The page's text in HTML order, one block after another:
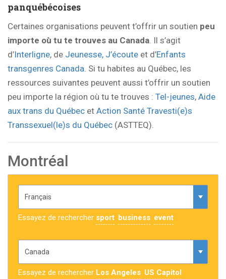
panquébécoises
Certaines organisations peuvent t’offrir un soutien peu
importe où tu te trouves au Canada. Il s’agit
d’Interligne, de Jeunesse, J’écoute et d’Enfants
transgenres Canada. Si tu habites au Québec, les
ressources suivantes peuvent aussi t’offrir un soutien
peu importe la région où tu te trouves : Tel-jeunes, Aide
aux trans du Québec et Action Santé Travesti(e)s
Transsexuel(le)s du Québec (ASTTEQ).
Montréal
Essayez de rechercher sport business event
Essayez de rechercher Los Angeles US Capitol